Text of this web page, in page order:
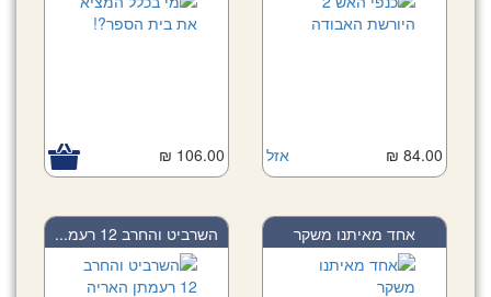
אזל 84.00 ₪
106.00 ₪
אחד מאיתנו משקר השרביט והחרב 12 רעמ...